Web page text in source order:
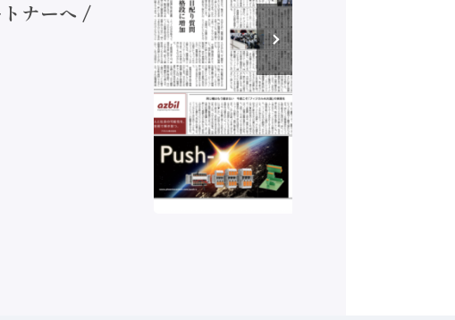
ナーへ /